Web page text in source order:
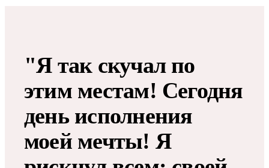
"Я так скучал по
этим местам! Сегодня
день исполнения
моей мечты! Я